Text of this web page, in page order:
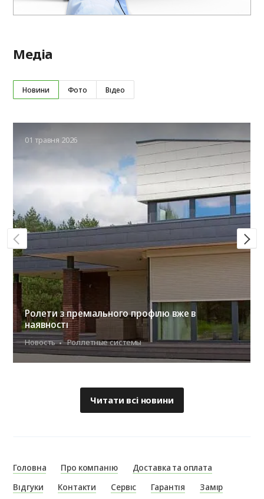
Медіа
Новини Фото Відео
01 травня 2026
Ролети з преміального профілю вже в
наявності
Новость Роллетные системы
Читати всі новини
Головна Про компанію
Доставка та оплата
Відгуки
Контакти Сервіс Гарантія
Замір